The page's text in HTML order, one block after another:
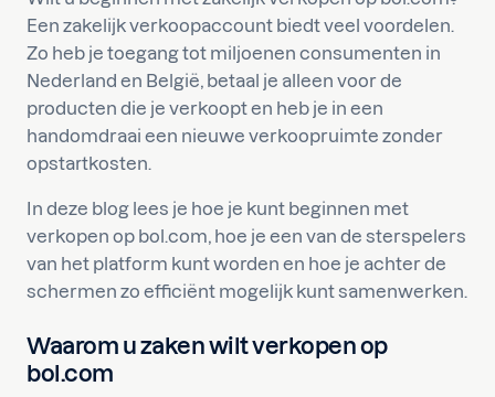
Een zakelijk verkoopaccount biedt veel voordelen.
Zo heb je toegang tot miljoenen consumenten in
Nederland en België, betaal je alleen voor de
producten die je verkoopt en heb je in een
handomdraai een nieuwe verkoopruimte zonder
opstartkosten.
In deze blog lees je hoe je kunt beginnen met
verkopen op bol.com, hoe je een van de sterspelers
van het platform kunt worden en hoe je achter de
schermen zo efficiënt mogelijk kunt samenwerken.
Waarom u zaken wilt verkopen op
bol.com